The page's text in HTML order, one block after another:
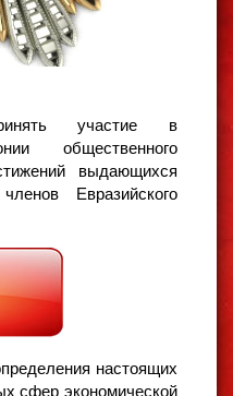
участие в
общественного
выдающихся
Евразийского
настоящих
сфер экономической